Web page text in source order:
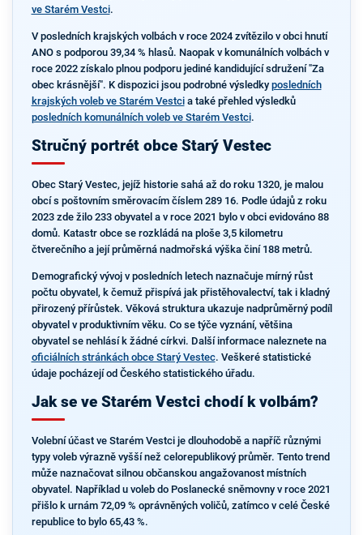
ve Starém Vestci.
V posledních krajských volbách v roce 2024 zvítězilo v obci hnutí
ANO s podporou 39,34 % hlasů. Naopak v komunálních volbách v
roce 2022 získalo plnou podporu jediné kandidující sdružení "Za
obec krásnější". K dispozici jsou podrobné výsledky posledních
krajských voleb ve Starém Vestcia také přehled výsledků
posledních komunálních voleb ve Starém Vestci.
Stručný portrét obce Starý Vestec
Obec Starý Vestec, jejíž historie sahá až do roku 1320, je malou
obcí s poštovním směrovacím číslem 289 16. Podle údajů z roku
2023 zde žilo 233 obyvatel a v roce 2021 bylo v obci evidováno 88
domů. Katastr obce se rozkládá na ploše 3,5 kilometru
čtverečního a její průměrná nadmořská výška činí 188 metrů.
Demografický vývoj v posledních letech naznačuje mírný růst
počtu obyvatel, k čemuž přispívá jak přistěhovalectví, tak i kladný
přirozený přírůstek. Věková struktura ukazuje nadprůměrný podíl
obyvatel v produktivním věku. Co se týče vyznání, většina
obyvatel se nehlásí k žádné církvi. Další informace naleznete na
oficiálních stránkách obce Starý Vestec. Veškeré statistické
údaje pocházejí od Českého statistického úřadu.
Jak se ve Starém Vestci chodí k volbám?
Volební účast ve Starém Vestci je dlouhodobě a napříč různými
typy voleb výrazně vyšší než celorepublikový průměr. Tento trend
může naznačovat silnou občanskou angažovanost místních
obyvatel. Například u voleb do Poslanecké sněmovny v roce 2021
přišlo k urnám 72,09 % oprávněných voličů, zatímco v celé České
republice to bylo 65,43 %.